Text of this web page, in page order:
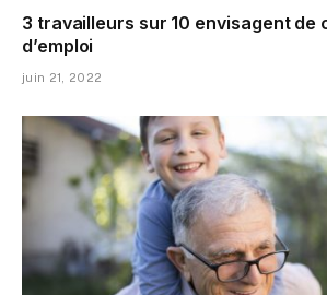
3 travailleurs sur 10 envisagent de
d’emploi
juin 21, 2022